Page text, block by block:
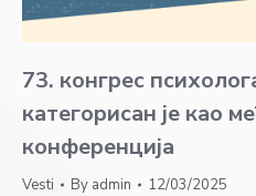
73. конгрес
категорисан је као
конференција
Vesti By admin 12/03/2025